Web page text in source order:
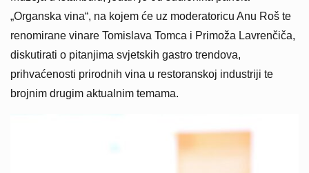
„Organska vina“, na kojem će uz moderatoricu Anu Roš te
renomirane vinare Tomislava Tomca i Primoža Lavrenčiča,
diskutirati o pitanjima svjetskih gastro trendova,
prihvaćenosti prirodnih vina u restoranskoj industriji te
brojnim drugim aktualnim temama.